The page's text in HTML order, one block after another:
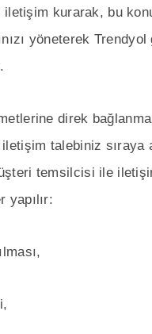
kurarak, bu
yöneterek
direk
talebiniz sıraya
temsilcisi ile
yapılır: